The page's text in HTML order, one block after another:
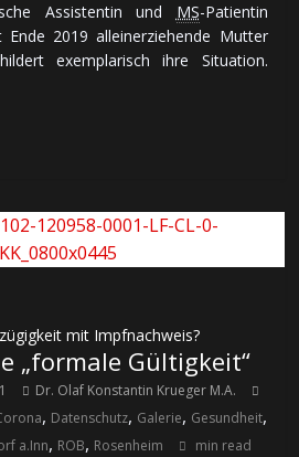
As­sis­ten­tin und MS-Pa­tien­tin
En­de 2019 al­lein­er­zie­hen­de Mut­ter
exem­pla­risch ih­re Si­tua­tion.
mit Impfnachweis?
„formale Gültigkeit“
Dr. Olaf Konstantin Krueger M.A.
, Datenschutz, Galerie, Gesundheit,
a.Inn, ROB, Rosenheim min read